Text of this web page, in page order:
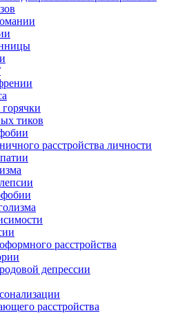
тиков
расстройства личности
расстройства
депрессии
расстройства